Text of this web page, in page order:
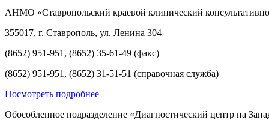
АНМО «Ставропольский краевой клинический
355017, г. Ставрополь, ул. Ленина 304
(8652) 951-951, (8652) 35-61-49 (факс)
(8652) 951-951, (8652) 31-51-51 (справочная служба)
Посмотреть подробнее
Обособленное подразделение «Диагностический центр на